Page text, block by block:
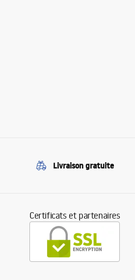
Livraison gratuite
Certificats et partenaires